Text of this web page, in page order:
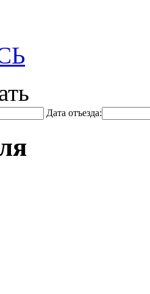
Дата отъезда: